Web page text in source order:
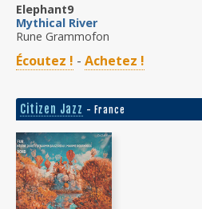
Elephant9
Mythical River
Rune Grammofon
Écoutez ! - Achetez !
Citizen Jazz - France